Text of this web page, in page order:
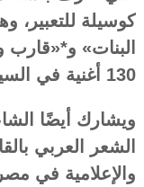
كوسيلة
البنات» و*«قارب
130 أغنية في السينما والتلفزيون والمسرح.
ويشارك أيضًا
الشعر العربي
والإعلامية في